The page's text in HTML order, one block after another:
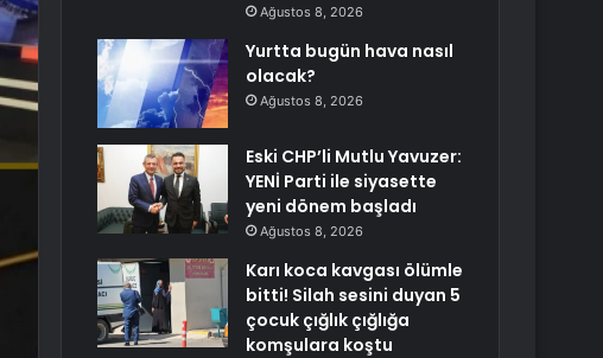
Ağustos 8, 2026
Yurtta bugün hava nasıl
olacak?
Ağustos 8, 2026
Eski CHP’li Mutlu Yavuzer:
YENİ Parti ile siyasette
yeni dönem başladı
Ağustos 8, 2026
Karı koca kavgası ölümle
bitti! Silah sesini duyan 5
çocuk çığlık çığlığa
komşulara koştu